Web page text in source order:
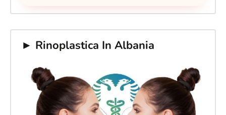
► Rinoplastica In Albania